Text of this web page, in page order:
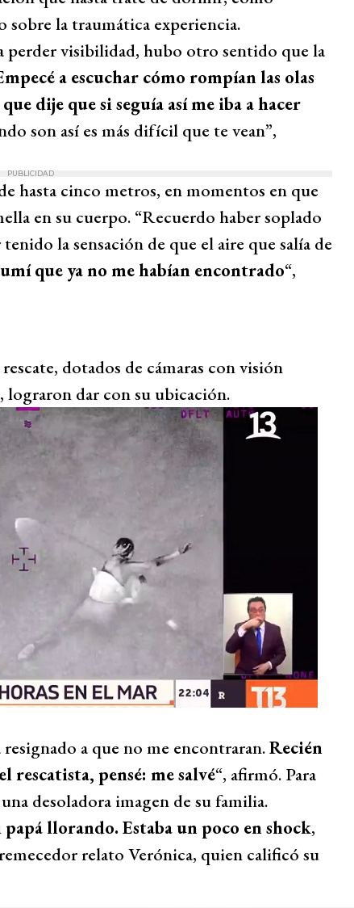
sobre la traumática experiencia.
perder visibilidad, hubo otro sentido que la
a escuchar cómo rompían las olas
dije que si seguía así me iba a hacer
son así es más difícil que te vean”,
PUBLICIDAD
hasta cinco metros, en momentos en que
en su cuerpo. “Recuerdo haber soplado
la sensación de que el aire que salía de
que ya no me habían encontrado“,
dotados de cámaras con visión
lograron dar con su ubicación.
a que no me encontraran.Recién
pensé: me salvé“, afirmó. Para
desoladora imagen de su familia.
llorando. Estaba un poco en shock,
relato Verónica, quien calificó su